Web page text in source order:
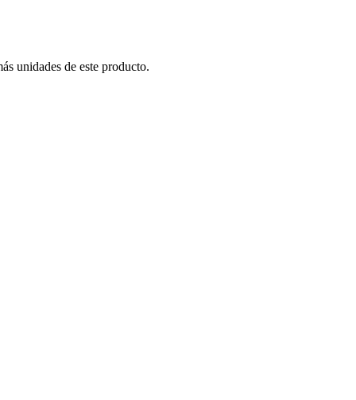
unidades de este producto.